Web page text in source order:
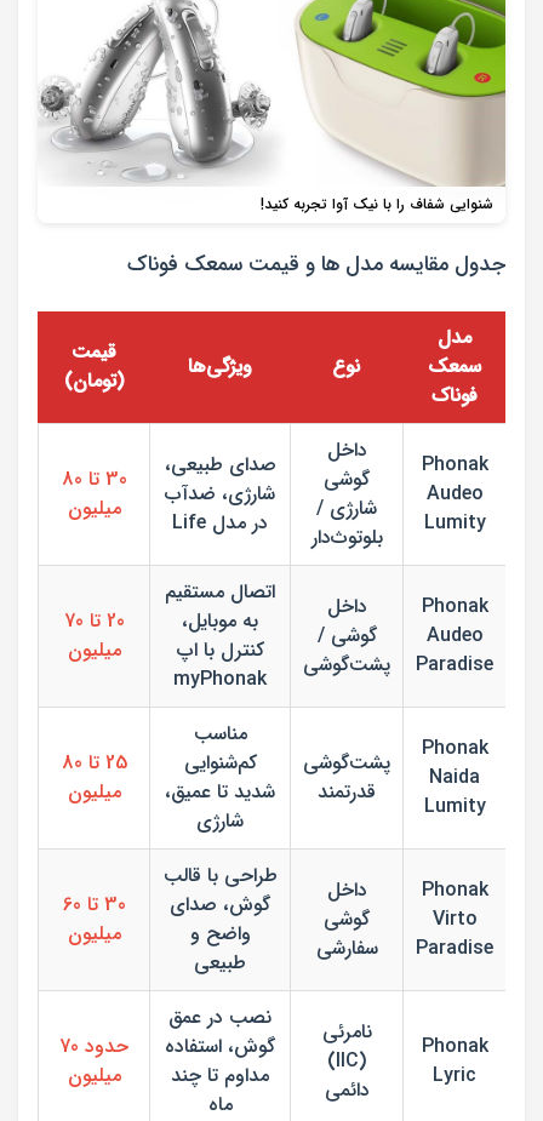
شنوایی شفاف را با نیک آوا تجربه کنید!
جدول مقایسه مدل ها و قیمت سمعک فوناک
مدل
سمعک
فوناک
نوع ویژگی‌ها
قیمت
(تومان)
Phonak
Audeo
Lumity
داخل
گوشی
شارژی /
بلوتوث‌دار
صدای طبیعی،
شارژی، ضدآب
در مدل Life
30 تا 80
میلیون
Phonak
Audeo
Paradise
داخل
گوشی /
پشت‌گوشی
اتصال مستقیم
به موبایل،
کنترل با اپ
myPhonak
20 تا 70
میلیون
Phonak
Naida
Lumity
پشت‌گوشی
قدرتمند
مناسب
کم‌شنوایی
شدید تا عمیق،
شارژی
25 تا 80
میلیون
Phonak
Virto
Paradise
داخل
گوشی
سفارشی
طراحی با قالب
گوش، صدای
واضح و
طبیعی
30 تا 60
میلیون
Phonak
Lyric
نامرئی
(IIC)
دائمی
نصب در عمق
گوش، استفاده
مداوم تا چند
ماه
حدود 70
میلیون